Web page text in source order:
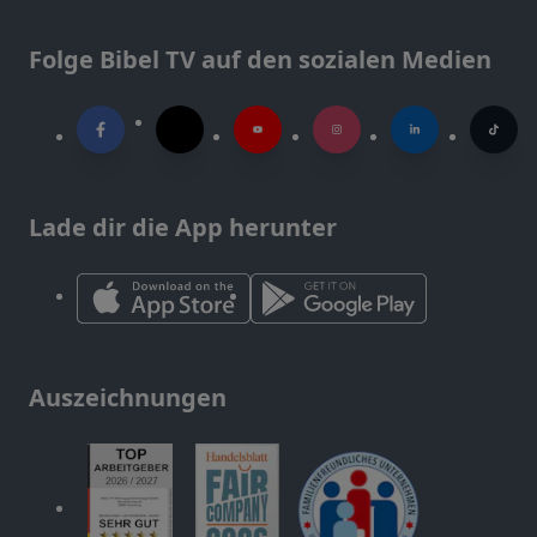
Folge Bibel TV auf den sozialen Medien
Lade dir die App herunter
Auszeichnungen